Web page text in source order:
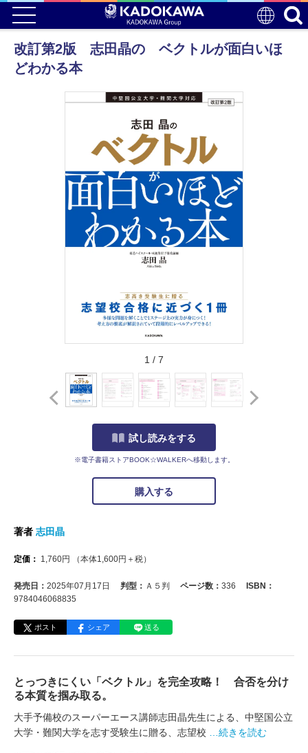
改訂第2版 志田晶の ベクトルが面白いほ
どわかる本
1 / 7
試し読みをする
※電子書籍ストアBOOK☆WALKERへ移動します。
購入する
著者 志田晶
定価： 1,760円 （本体1,600円＋税）
発売日： 2025年07月17日 判型： Ａ５判 ページ数： 336
ISBN：
9784046068835
ポスト シェア 送る
とっつきにくい「ベクトル」を完全攻略！ 合否を分け
る本質を掴み取る。
大手予備校のスーパーエース講師志田晶先生による、中堅国公立
大学・難関大学を志す受験生に贈る、志望校
…続きを読む